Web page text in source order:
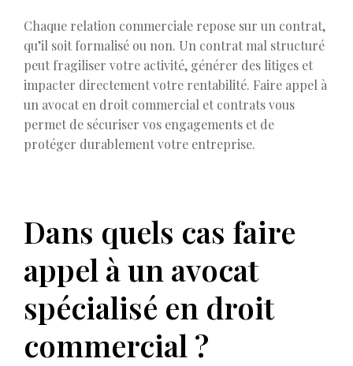
Chaque relation commerciale repose sur un contrat,
qu’il soit formalisé ou non. Un contrat mal structuré
peut fragiliser votre activité, générer des litiges et
impacter directement votre rentabilité. Faire appel à
un avocat en droit commercial et contrats vous
permet de sécuriser vos engagements et de
protéger durablement votre entreprise.
Dans quels cas faire
appel à un avocat
spécialisé en droit
commercial ?